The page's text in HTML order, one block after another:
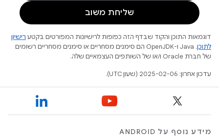
שליחת משוב
דוגמאות התוכן והקוד שבדף הזה כפופות לרישיונות המפורטים בקטע רישיון
לתוכן
.‏ Java ו-OpenJDK הם סימנים מסחריים או סימנים מסחריים רשומים
של חברת Oracle ו/או של השותפים העצמאיים שלה.
עדכון אחרון: 2025-02-06 (שעון UTC).
מידע נוסף על ANDROID